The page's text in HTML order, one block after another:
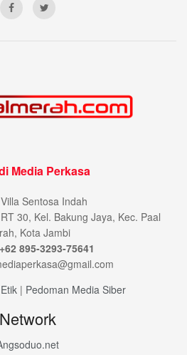
Media Perkasa
Sentosa Indah
30, Kel. Bakung Jaya, Kec. Paal
Kota Jambi
895-3293-75641
| Pedoman Media Siber
Network